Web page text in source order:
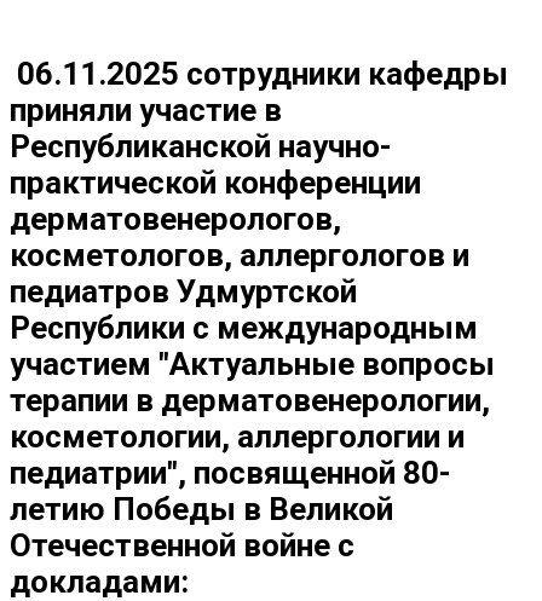
06.11.2025 сотрудники кафедры
приняли участие в
Республиканской научно-
практической конференции
дерматовенерологов,
косметологов, аллергологов и
педиатров Удмуртской
Республики с международным
участием "Актуальные вопросы
терапии в дерматовенерологии,
косметологии, аллергологии и
педиатрии", посвященной 80-
летию Победы в Великой
Отечественной войне с
докладами: